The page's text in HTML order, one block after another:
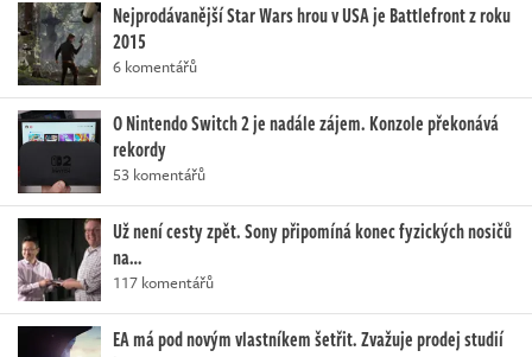
Nejprodávanější Star Wars hrou v USA je Battlefront z roku
2015
6 komentářů
O Nintendo Switch 2 je nadále zájem. Konzole překonává
rekordy
53 komentářů
Už není cesty zpět. Sony připomíná konec fyzických nosičů
na…
117 komentářů
EA má pod novým vlastníkem šetřit. Zvažuje prodej studií